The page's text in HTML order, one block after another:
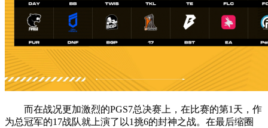
而在战况更加激烈的PGS7总决赛上，在比赛的第1天，作
为总冠军的17战队就上演了以1挑6的封神之战。在最后缩圈